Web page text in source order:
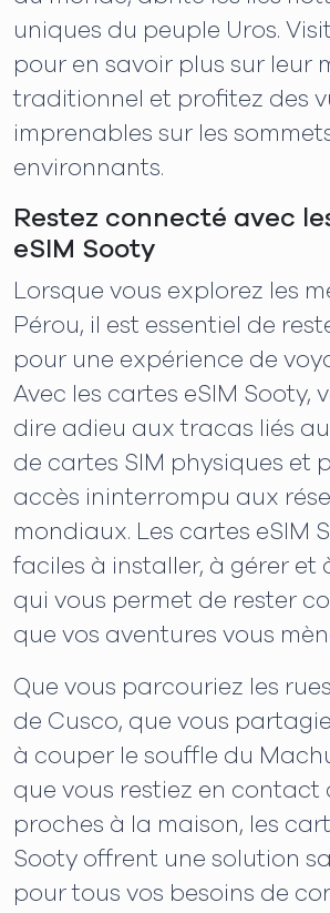
uniques du peuple Uros.
pour en savoir plus sur leur
traditionnel et profitez des
imprenables sur les
environnants.
Restez connecté avec
eSIM Sooty
Lorsque vous explorez les
Pérou, il est essentiel de
pour une expérience de
Avec les cartes eSIM Sooty,
dire adieu aux tracas liés
de cartes SIM physiques et
accès ininterrompu aux
mondiaux. Les cartes eSIM
faciles à installer, à gérer et
qui vous permet de rester
que vos aventures vous
Que vous parcouriez les
de Cusco, que vous
à couper le souffle du
que vous restiez en contact
proches à la maison, les
Sooty offrent une solution
pour tous vos besoins de